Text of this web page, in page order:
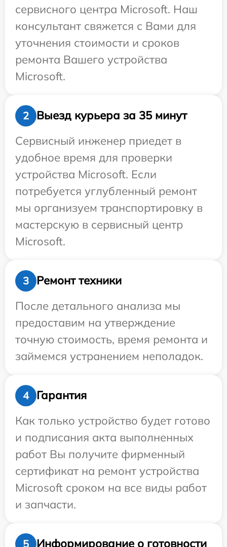
сервисного центра Microsoft. Наш
консультант свяжется с Вами для
уточнения стоимости и сроков
ремонта Вашего устройства
Microsoft.
2
Выезд курьера за 35 минут
Сервисный инженер приедет в
удобное время для проверки
устройства Microsoft. Если
потребуется углубленный ремонт
мы организуем транспортировку в
мастерскую в сервисный центр
Microsoft.
3
Ремонт техники
После детального анализа мы
предоставим на утверждение
точную стоимость, время ремонта и
займемся устранением неполадок.
4
Гарантия
Как только устройство будет готово
и подписания акта выполненных
работ Вы получите фирменный
сертификат на ремонт устройства
Microsoft сроком на все виды работ
и запчасти.
5 Информирование о готовности